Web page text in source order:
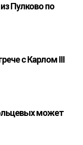
Пулково по
с Карлом III
может